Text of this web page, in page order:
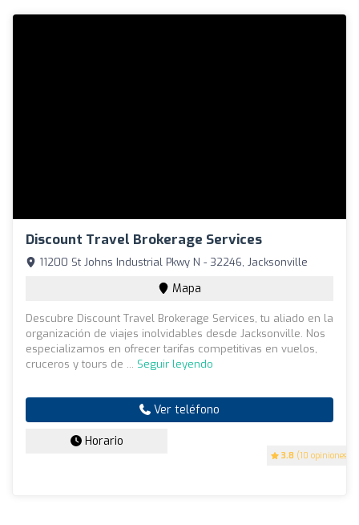
Discount Travel Brokerage Services
3.8 (10 opiniones)
11200 St Johns Industrial Pkwy N - 32246, Jacksonville
Mapa
Descubre Discount Travel Brokerage Services, tu aliado en la
organización de viajes inolvidables desde Jacksonville. Nos
especializamos en ofrecer tarifas competitivas en vuelos,
cruceros y tours de ... Seguir leyendo
Ver teléfono
Horario